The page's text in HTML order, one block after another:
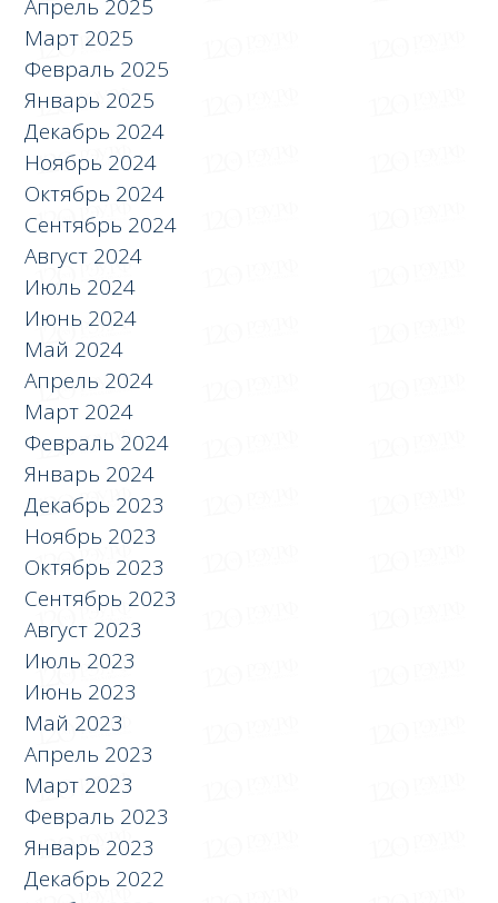
Апрель 2025
Март 2025
Февраль 2025
Январь 2025
Декабрь 2024
Ноябрь 2024
Октябрь 2024
Сентябрь 2024
Август 2024
Июль 2024
Июнь 2024
Май 2024
Апрель 2024
Март 2024
Февраль 2024
Январь 2024
Декабрь 2023
Ноябрь 2023
Октябрь 2023
Сентябрь 2023
Август 2023
Июль 2023
Июнь 2023
Май 2023
Апрель 2023
Март 2023
Февраль 2023
Январь 2023
Декабрь 2022